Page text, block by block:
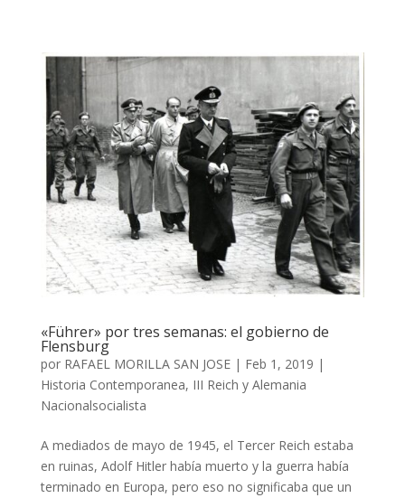
«Führer» por tres semanas: el gobierno de
Flensburg
por RAFAEL MORILLA SAN JOSE| Feb 1, 2019 |
Historia Contemporanea, III Reich y Alemania
Nacionalsocialista
A mediados de mayo de 1945, el Tercer Reich estaba
en ruinas, Adolf Hitler había muerto y la guerra había
terminado en Europa, pero eso no significaba que un